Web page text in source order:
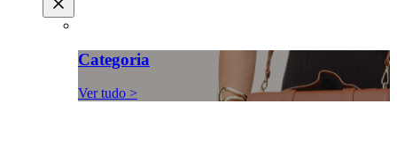
Categoria
Ver tudo >